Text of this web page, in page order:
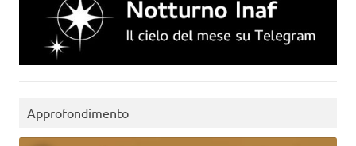
Approfondimento